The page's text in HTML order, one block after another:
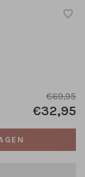
€69,95
€32,95